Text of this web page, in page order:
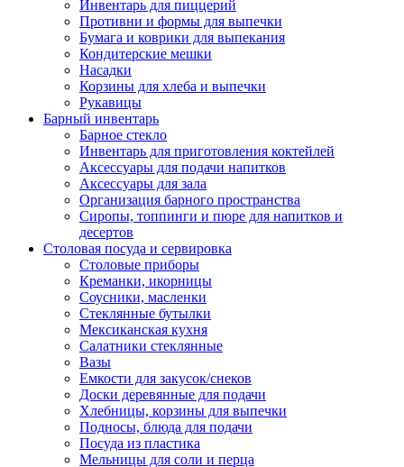
Инвентарь для пиццерий
Противни и формы для выпечки
Бумага и коврики для выпекания
Кондитерские мешки
Насадки
Корзины для хлеба и выпечки
Рукавицы
Барный инвентарь
Барное стекло
Инвентарь для приготовления коктейлей
Аксессуары для подачи напитков
Аксессуары для зала
Организация барного пространства
Сиропы, топпинги и пюре для напитков и
десертов
Столовая посуда и сервировка
Столовые приборы
Креманки, икорницы
Соусники, масленки
Стеклянные бутылки
Мексиканская кухня
Салатники стеклянные
Вазы
Емкости для закусок/снеков
Доски деревянные для подачи
Хлебницы, корзины для выпечки
Подносы, блюда для подачи
Посуда из пластика
Мельницы для соли и перца